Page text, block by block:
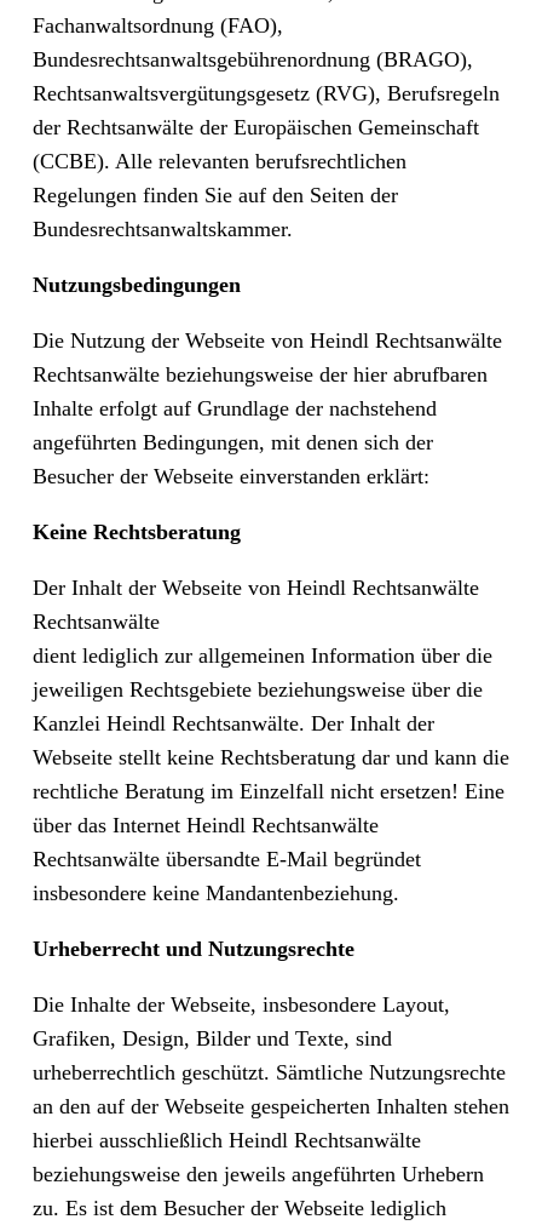
Fachanwaltsordnung (FAO),
Bundesrechtsanwaltsgebührenordnung (BRAGO),
Rechtsanwaltsvergütungsgesetz (RVG), Berufsregeln
der Rechtsanwälte der Europäischen Gemeinschaft
(CCBE). Alle relevanten berufsrechtlichen
Regelungen finden Sie auf den Seiten der
Bundesrechtsanwaltskammer.
Nutzungsbedingungen
Die Nutzung der Webseite von Heindl Rechtsanwälte
Rechtsanwälte beziehungsweise der hier abrufbaren
Inhalte erfolgt auf Grundlage der nachstehend
angeführten Bedingungen, mit denen sich der
Besucher der Webseite einverstanden erklärt:
Keine Rechtsberatung
Der Inhalt der Webseite von Heindl Rechtsanwälte
Rechtsanwälte
dient lediglich zur allgemeinen Information über die
jeweiligen Rechtsgebiete beziehungsweise über die
Kanzlei Heindl Rechtsanwälte. Der Inhalt der
Webseite stellt keine Rechtsberatung dar und kann die
rechtliche Beratung im Einzelfall nicht ersetzen! Eine
über das Internet Heindl Rechtsanwälte
Rechtsanwälte übersandte E-Mail begründet
insbesondere keine Mandantenbeziehung.
Urheberrecht und Nutzungsrechte
Die Inhalte der Webseite, insbesondere Layout,
Grafiken, Design, Bilder und Texte, sind
urheberrechtlich geschützt. Sämtliche Nutzungsrechte
an den auf der Webseite gespeicherten Inhalten stehen
hierbei ausschließlich Heindl Rechtsanwälte
beziehungsweise den jeweils angeführten Urhebern
zu. Es ist dem Besucher der Webseite lediglich